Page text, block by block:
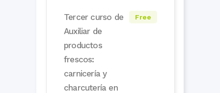
Tercer curso de
Auxiliar de
productos
frescos:
carnicería y
charcutería en
Free